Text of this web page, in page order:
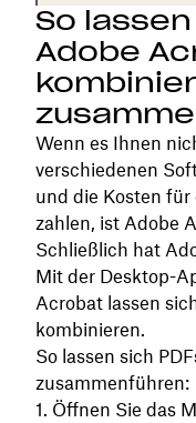
So
Adobe
Wenn es Ihnen
verschiedenen
und die Kosten für
zahlen, ist Adobe
Schließlich hat
Mit der Desktop-
Acrobat lassen
kombinieren.
So lassen sich
zusammenführen:
Öffnen Sie das